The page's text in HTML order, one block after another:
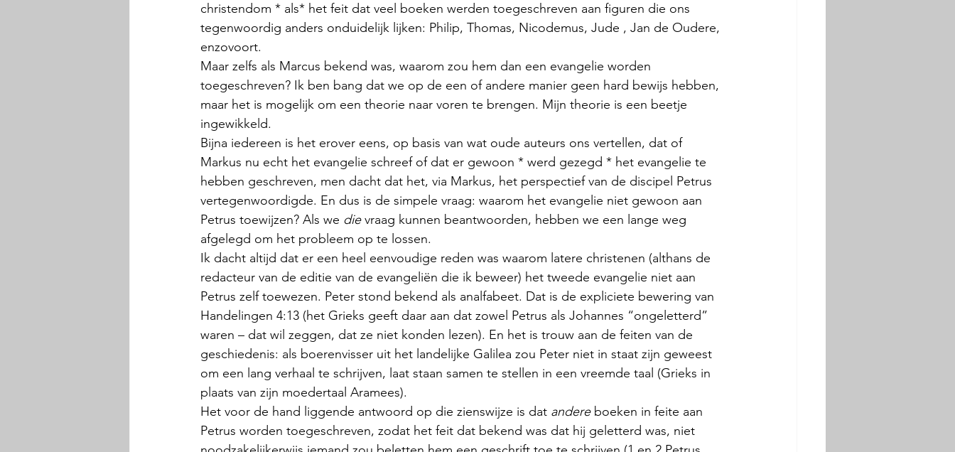
christendom * als* het feit dat veel boeken werden toegeschreven aan figuren die ons
tegenwoordig anders onduidelijk lijken: Philip, Thomas, Nicodemus, Jude , Jan de Oudere,
enzovoort.
Maar zelfs als Marcus bekend was, waarom zou hem dan een evangelie worden
toegeschreven? Ik ben bang dat we op de een of andere manier geen hard bewijs hebben,
maar het is mogelijk om een theorie naar voren te brengen. Mijn theorie is een beetje
ingewikkeld.
Bijna iedereen is het erover eens, op basis van wat oude auteurs ons vertellen, dat of
Markus nu echt het evangelie schreef of dat er gewoon * werd gezegd * het evangelie te
hebben geschreven, men dacht dat het, via Markus, het perspectief van de discipel Petrus
vertegenwoordigde. En dus is de simpele vraag: waarom het evangelie niet gewoon aan
Petrus toewijzen? Als we die vraag kunnen beantwoorden, hebben we een lange weg
afgelegd om het probleem op te lossen.
Ik dacht altijd dat er een heel eenvoudige reden was waarom latere christenen (althans de
redacteur van de editie van de evangeliën die ik beweer) het tweede evangelie niet aan
Petrus zelf toewezen. Peter stond bekend als analfabeet. Dat is de expliciete bewering van
Handelingen 4:13 (het Grieks geeft daar aan dat zowel Petrus als Johannes “ongeletterd”
waren – dat wil zeggen, dat ze niet konden lezen). En het is trouw aan de feiten van de
geschiedenis: als boerenvisser uit het landelijke Galilea zou Peter niet in staat zijn geweest
om een lang verhaal te schrijven, laat staan samen te stellen in een vreemde taal (Grieks in
plaats van zijn moedertaal Aramees).
Het voor de hand liggende antwoord op die zienswijze is dat andere boeken in feite aan
Petrus worden toegeschreven, zodat het feit dat bekend was dat hij geletterd was, niet